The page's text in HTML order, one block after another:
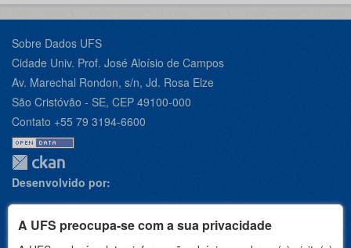
A UFS preocupa-se com a sua privacidade
Sobre Dados UFS
Cidade Univ. Prof. José Aloísio de Campos
Av. Marechal Rondon, s/n, Jd. Rosa Elze
São Cristóvão - SE, CEP 49100-000
Contato +55 79 3194-6600
Desenvolvido por: